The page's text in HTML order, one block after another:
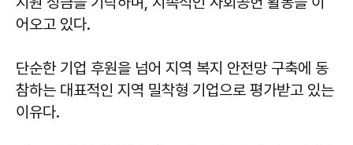
어오고 있다.
단순한 기업 후원을 넘어 지역 복지 안전망 구축에 동
참하는 대표적인 지역 밀착형 기업으로 평가받고 있는
이유다.